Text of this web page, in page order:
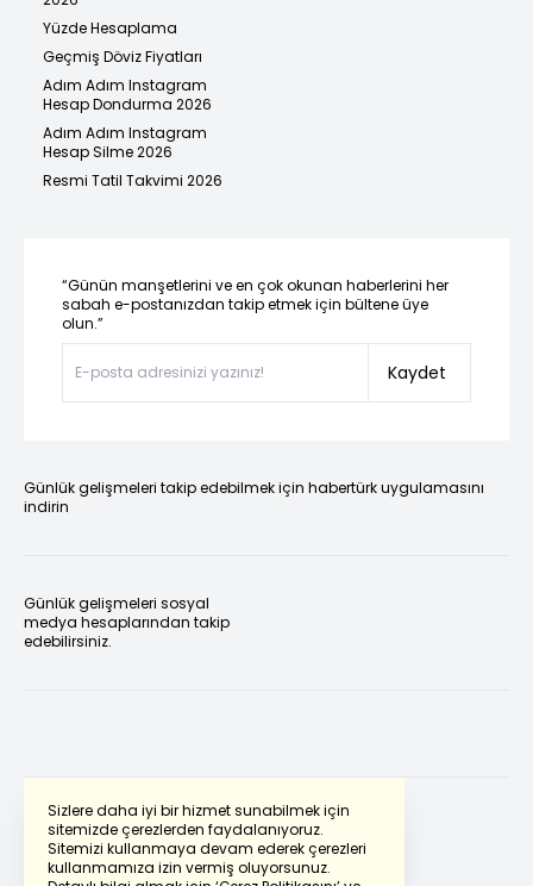
Sizlere daha iyi bir hizmet sunabilmek için
sitemizde çerezlerden faydalanıyoruz.
Sitemizi kullanmaya devam ederek çerezleri
kullanmamıza izin vermiş oluyorsunuz.
Yüzde Hesaplama
Geçmiş Döviz Fiyatları
Adım Adım Instagram
Hesap Dondurma 2026
Adım Adım Instagram
Hesap Silme 2026
Resmi Tatil Takvimi 2026
“Günün manşetlerini ve en çok okunan haberlerini her
sabah e-postanızdan takip etmek için bültene üye
olun.”
Kaydet
Günlük gelişmeleri takip edebilmek için habertürk uygulamasını
indirin
Günlük gelişmeleri sosyal
medya hesaplarından takip
edebilirsiniz.
Powered by Translate